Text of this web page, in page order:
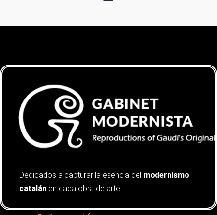
Dedicados a capturar la esencia del modernismo
catalán en cada obra de arte.